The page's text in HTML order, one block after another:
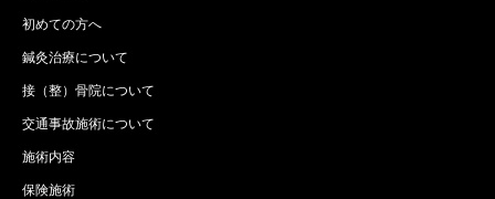
初めての方へ
鍼灸治療について
接（整）骨院について
交通事故施術について
施術内容
保険施術